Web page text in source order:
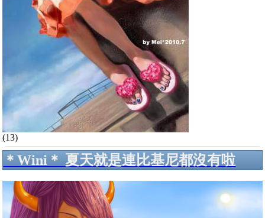
(13)
＊Wini＊ 夏天就是連比基尼都沒有啦